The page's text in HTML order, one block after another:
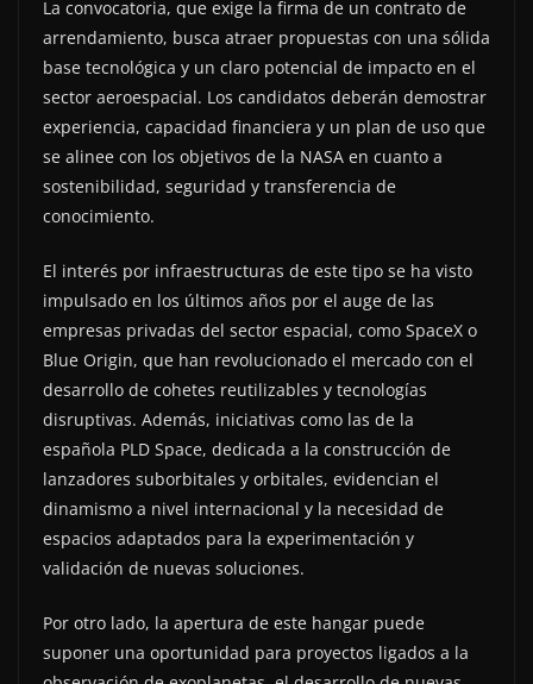
La convocatoria, que exige la firma de un contrato de
arrendamiento, busca atraer propuestas con una sólida
base tecnológica y un claro potencial de impacto en el
sector aeroespacial. Los candidatos deberán demostrar
experiencia, capacidad financiera y un plan de uso que
se alinee con los objetivos de la NASA en cuanto a
sostenibilidad, seguridad y transferencia de
conocimiento.
El interés por infraestructuras de este tipo se ha visto
impulsado en los últimos años por el auge de las
empresas privadas del sector espacial, como SpaceX o
Blue Origin, que han revolucionado el mercado con el
desarrollo de cohetes reutilizables y tecnologías
disruptivas. Además, iniciativas como las de la
española PLD Space, dedicada a la construcción de
lanzadores suborbitales y orbitales, evidencian el
dinamismo a nivel internacional y la necesidad de
espacios adaptados para la experimentación y
validación de nuevas soluciones.
Por otro lado, la apertura de este hangar puede
suponer una oportunidad para proyectos ligados a la